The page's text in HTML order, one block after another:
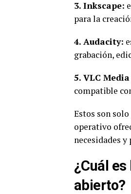
3. Inkscape:
para la
4. Audacity:
grabación,
5. VLC
compatible
Estos son
operativo
necesidades y
¿Cuál
abierto?